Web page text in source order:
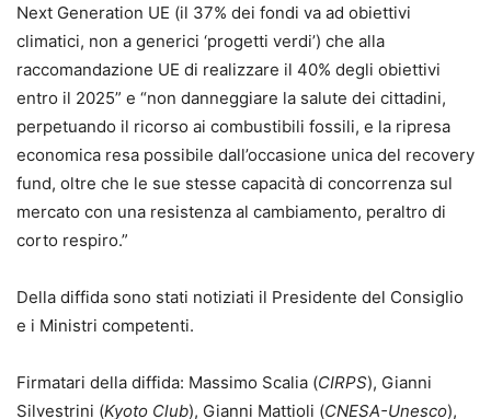
Next Generation UE (il 37% dei fondi va ad obiettivi
climatici, non a generici ‘progetti verdi’) che alla
raccomandazione UE di realizzare il 40% degli obiettivi
entro il 2025” e “non danneggiare la salute dei cittadini,
perpetuando il ricorso ai combustibili fossili, e la ripresa
economica resa possibile dall’occasione unica del recovery
fund, oltre che le sue stesse capacità di concorrenza sul
mercato con una resistenza al cambiamento, peraltro di
corto respiro.”
Della diffida sono stati notiziati il Presidente del Consiglio
e i Ministri competenti.
Firmatari della diffida: Massimo Scalia (CIRPS), Gianni
Silvestrini (Kyoto Club), Gianni Mattioli (CNESA-Unesco),